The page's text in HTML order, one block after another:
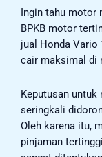
Ingin tahu motor
BPKB motor
jual Honda Vario
cair maksimal di
Keputusan untuk
seringkali
Oleh karena itu,
pinjaman